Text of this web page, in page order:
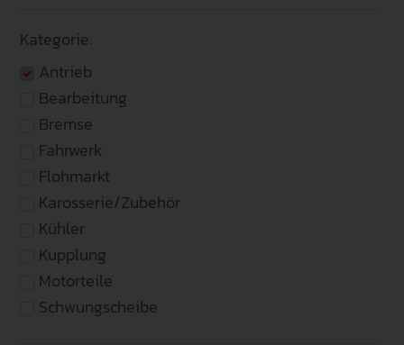
Kategorie:
Antrieb
Bearbeitung
Bremse
Fahrwerk
Flohmarkt
Karosserie/Zubehör
Kühler
Kupplung
Motorteile
Schwungscheibe